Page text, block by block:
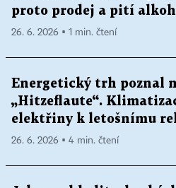
proto prodej a pití
26. 6. 2026 ▪ 1 min. čtení
Energetický trh poznal
„Hitzeflaute“.
elektřiny k letošnímu
26. 6. 2026 ▪ 4 min. čtení